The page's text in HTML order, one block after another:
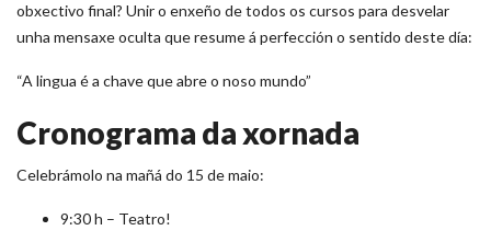
obxectivo final? Unir o enxeño de todos os cursos para desvelar
unha mensaxe oculta que resume á perfección o sentido deste día:
“A lingua é a chave que abre o noso mundo”
Cronograma da xornada
Celebrámolo na mañá do 15 de maio:
9:30 h – Teatro!